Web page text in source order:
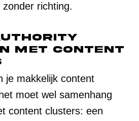
richting.
met content
je makkelijk content
moet wel samenhang
content clusters: een